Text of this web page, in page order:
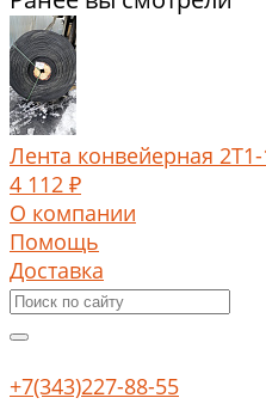
Лента конвейерная
4 112 ₽
О компании
Помощь
Доставка
+7(343)227-88-55